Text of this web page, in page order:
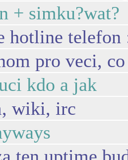
+ simku?wat?
hotline telefon
pro veci,
kdo a jak
wiki, irc